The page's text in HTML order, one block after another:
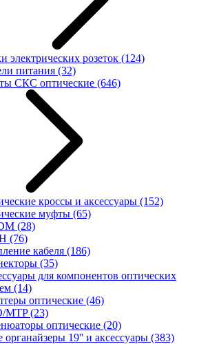
электрических розеток (124)
питания (32)
СКС оптические (646)
кроссы и аксессуары (152)
муфты (65)
(28)
(76)
кабеля (186)
(35)
для компонентов оптических
(14)
оптические (46)
MTP(23)
оптические (20)
органайзеры 19'' и аксессуары (383)